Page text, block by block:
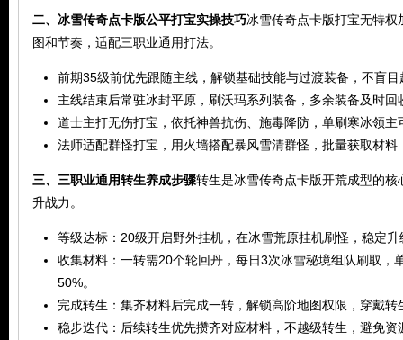
二、冰雪传奇点卡版公平打宝实操技巧冰雪传奇点卡版打宝无特
图和节奏，适配三职业通用打法。
前期35级前优先跟随主线，解锁基础技能与过渡装备，不盲
主线结束后常驻冰封平原，刷沃玛系列装备，多余装备及时
道士主打无伤打宝，依托神兽抗伤、施毒降防，单刷寒冰领
法师适配群怪打宝，用火墙搭配暴风雪清群怪，批量获取材料
三、三职业通用转生养成步骤转生是冰雪传奇点卡版开荒成型的
升战力。
等级达标：20级开启野外挂机，在冰雪荒原挂机刷怪，稳定
收集材料：一转需20个轮回丹，每日3次冰雪秘境组队刷取，
50%。
完成转生：集齐材料后完成一转，解锁高阶地图权限，穿戴
稳步迭代：后续转生优先攒齐对应材料，不越级转生，避免资